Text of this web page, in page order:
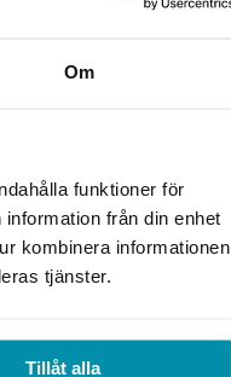
Om
funktioner för
från din enhet
kombinera informationen
tjänster.
Tillåt alla